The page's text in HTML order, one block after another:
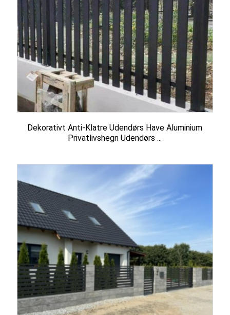
Dekorativt Anti-Klatre Udendørs Have Aluminium
Privatlivshegn Udendørs ...